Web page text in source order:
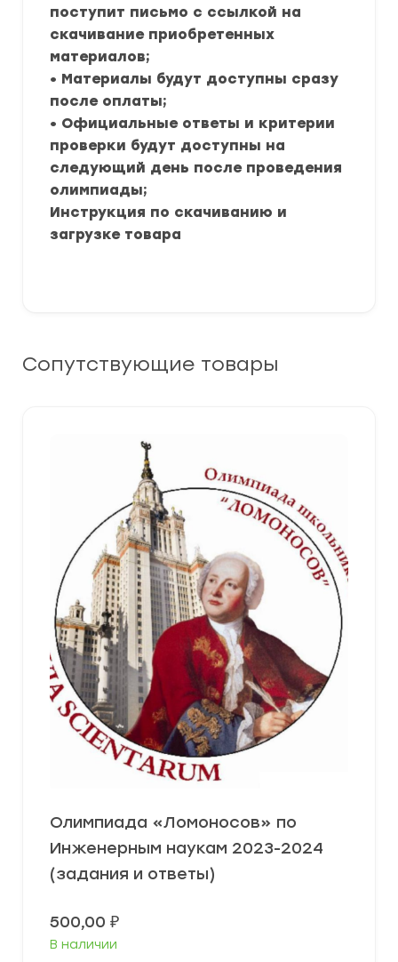
поступит письмо с ссылкой на
скачивание приобретенных
материалов;
• Материалы будут доступны сразу
после оплаты;
• Официальные ответы и критерии
проверки будут доступны на
следующий день после проведения
олимпиады;
Инструкция по скачиванию и
загрузке товара
Сопутствующие товары
Олимпиада «Ломоносов» по
Инженерным наукам 2023-2024
(задания и ответы)
500,00 ₽
В наличии